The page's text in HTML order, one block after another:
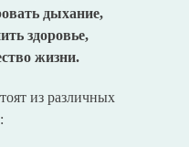
дыхание,
здоровье,
жизни.
из различных